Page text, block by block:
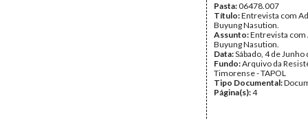
Pasta:06478.007
Título:Entrevista com
Buyung Nasution.
Assunto:Entrevista com
Buyung Nasution.
Data:Sábado, 4 de Junho
Fundo:Arquivo da
Timorense - TAPOL
Tipo Documental:
Página(s):4